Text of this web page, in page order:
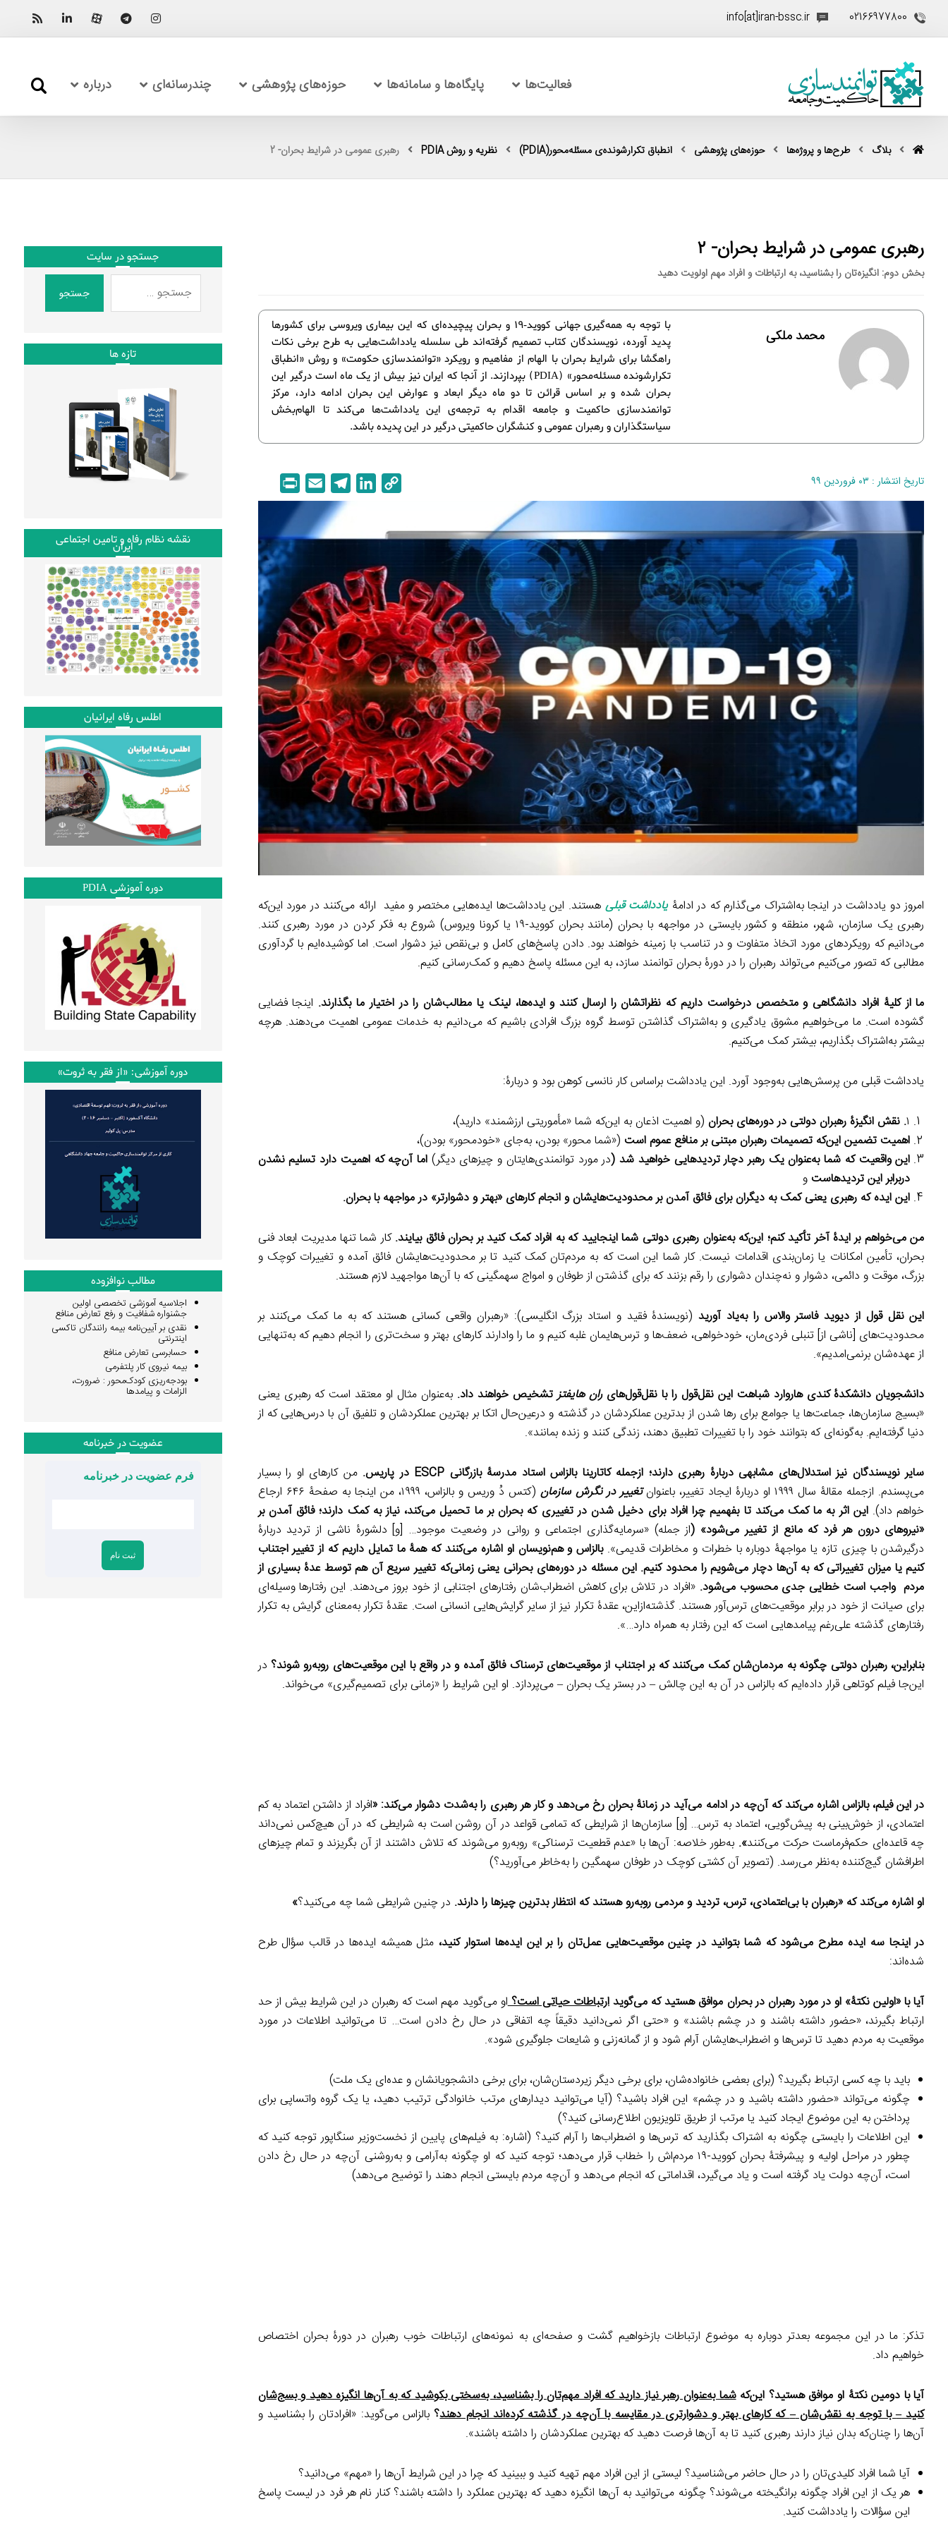
02166977800
info[at]iran-bssc.ir
فعالیت‌ها پایگاه‌ها و سامانه‌ها حوزه‌های پژوهشی چندرسانه‌ای درباره
بلاگ طرح‌ها و پروژه‌ها حوزه‌های پژوهشی انطباق تکرارشونده‌ی مسئله‌محور(PDIA) نظریه و روش PDIA رهبری عمومی در شرایط بحران- 2
رهبری عمومی در شرایط بحران- ۲
بخش دوم: انگیزه‌تان را بشناسید، به ارتباطات و افراد مهم اولویت دهید
با توجه به همه‌گیری جهانی کووید-19 و بحران پیچیده‌ای که این بیماری ویروسی برای کشورها
پدید آورده، نویسندگان کتاب تصمیم گرفته‌اند طی سلسله یادداشت‌هایی به طرح برخی نکات
راهگشا برای شرایط بحران با الهام از مفاهیم و رویکرد «توانمندسازی حکومت» و روش «انطباق
تکرارشونده مسئله‌محور» (PDIA) بپردازند. از آنجا که ایران نیز بیش از یک ماه است درگیر این
بحران شده و بر اساس قرائن تا دو ماه دیگر ابعاد و عوارض این بحران ادامه دارد، مرکز
توانمندسازی حاکمیت و جامعه اقدام به ترجمه‌ی این یادداشت‌ها می‌کند تا الهام‌بخش
سیاستگذاران و رهبران عمومی و کنشگران حاکمیتی درگیر در این پدیده باشد.
محمد ملکی
تاریخ انتشار : ۰۳ فروردین ۹۹
y
L
i
n
k
k
d
I
n
e
l
e
r
a
m
m
i
r
n
t
امروز دو یادداشت در اینجا به‌اشتراک می‌گذارم که در ادامۀ یادداشت قبلی هستند. این یادداشت‌ها ایده‌هایی مختصر و مفید ارائه می‌کنند در مورد این‌که
رهبری یک سازمان‌، شهر، منطقه و کشور بایستی در مواجهه با بحران (مانند بحران کووید-۱۹ یا کرونا ویروس) شروع به فکر کردن در مورد رهبری کنند.
می‌دانیم که رویکردهای مورد اتخاذ متفاوت و در تناسب با زمینه خواهند بود. دادن پاسخ‌های کامل و بی‌نقص نیز دشوار است. اما کوشیده‌ایم با گردآوری
مطالبی که تصور می‌کنیم می‌تواند رهبران را در دورۀ بحران توانمند سازد، به این مسئله پاسخ دهیم و کمک‌رسانی کنیم.
ما از کلیۀ افراد دانشگاهی و متخصص درخواست داریم که نظراتشان را ارسال کنند و ایده‌ها، لینک یا مطالب‌شان را در اختیار ما بگذارند. اینجا فضایی
گشوده است. ما می‌خواهیم مشوق یادگیری و به‌اشتراک گذاشتن توسط گروه بزرگ افرادی باشیم که می‌دانیم به خدمات عمومی اهمیت می‌دهند. هرچه
بیشتر به‌اشتراک بگذاریم، بیشتر کمک می‌کنیم.
یادداشت قبلی من پرسش‌هایی به‌وجود آورد. این یادداشت براساس کار نانسی کوهن بود و دربارۀ:
۱. نقش انگیزۀ رهبران دولتی در دوره‌های بحران(و اهمیت اذعان به این‌که شما «مأموریتی ارزشمند» دارید)،
اهمیت تضمین این‌که تصمیمات رهبران مبتنی بر منافع عموم است («شما محور» بودن، به‌جای «خودمحور» بودن)،
این واقعیت که شما به‌عنوان یک رهبر دچار تردیدهایی خواهید شد (در مورد توانمندی‌هایتان و چیزهای دیگر)اما آن‌چه که اهمیت دارد تسلیم نشدن
دربرابر این تردیدهاست و
این ایده که رهبری یعنی کمک به دیگران برای فائق آمدن بر محدودیت‌هایشان و انجام کارهای «بهتر و دشوارتر» در مواجهه با بحران.
من می‌خواهم بر ایدۀ آخر تأکید کنم؛ این‌که به‌عنوان رهبری دولتی شما اینجایید که به افراد کمک کنید بر بحران فائق بیایند.کار شما تنها مدیریت ابعاد فنی
بحران، تأمین امکانات یا زمان‌بندی اقدامات نیست. کار شما این است که به مردم‌تان کمک کنید تا بر محدودیت‌هایشان فائق آمده و تغییرات کوچک و
بزرگ، موقت و دائمی، دشوار و نه‌چندان دشواری را رقم بزنند که برای گذشتن از طوفان و امواج سهمگینی که با آن‌ها مواجهید لازم هستند.
این نقل قول از دیوید فاستر والاس را به‌یاد آورید(نویسندۀ فقید و استاد بزرگ انگلیسی): «رهبران واقعی کسانی هستند که به ما کمک می‌کنند بر
محدودیت‌های [ناشی از] تنبلی فردی‌مان، خودخواهی، ضعف‌ها و ترس‌هایمان غلبه کنیم و ما را وادارند کارهای بهتر و سخت‌تری را انجام دهیم که به‌تنهایی
از عهده‌شان برنمی‌امدیم».
دانشجویان دانشکدۀ کندی هاروارد شباهت این نقل‌قول را با نقل‌قول‌هایران هایفتزتشخیص خواهند داد. به‌عنوان مثال او معتقد است که رهبری یعنی
«بسیج سازمان‌ها، جماعت‌ها یا جوامع برای رها شدن از بدترین عملکردشان در گذشته و درعین‌حال اتکا بر بهترین عملکردشان و تلفیق آن با درس‌هایی که از
دنیا گرفته‌ایم. به‌گونه‌ای که بتوانند خود را با تغییرات تطبیق دهند، زندگی کنند و زنده بمانند».
سایر نویسندگان نیز استدلال‌های مشابهی دربارۀ رهبری دارند؛ ازجمله کاتارینا بالزاس استاد مدرسۀ بازرگانی ESCP در پاریس.من کارهای او را بسیار
می‌پسندم. ازجمله مقالۀ سال ۱۹۹۹ او دربارۀ ایجاد تغییر، باعنوان
تغییر در نگرش سازمان
(کتس دُ وریس و بالزاس، ۱۹۹۹، من اینجا به صفحۀ ۶۴۶ ارجاع
خواهم داد).این اثر به ما کمک می‌کند تا بفهمیم چرا افراد برای دخیل شدن در تغییری که بحران بر ما تحمیل می‌کند، نیاز به کمک دارند؛ فائق آمدن بر
«نیروهای درون هر فرد که مانع از تغییر می‌شود» (از جمله) «سرمایه‌گذاری اجتماعی و روانی در وضعیت موجود… [و] دلشورۀ ناشی از تردید دربارۀ
درگیرشدن با چیزی تازه یا مواجهۀ دوباره با خطرات و مخاطرات قدیمی».بالزاس و هم‌نویسان او اشاره می‌کنند که همۀ ما تمایل داریم که از تغییر اجتناب
کنیم یا میزان تغییراتی که به آن‌ها دچار می‌شویم را محدود کنیم. این مسئله در دوره‌های بحرانی یعنی زمانی‌که تغییر سریع آن هم توسط عدۀ بسیاری از
مردم واجب است خطایی جدی محسوب می‌شود.«افراد در تلاش برای کاهش اضطراب‌شان رفتارهای اجتنابی از خود بروز می‌دهند. این رفتارها وسیله‌ای
برای صیانت از خود در برابر موقعیت‌های ترس‌آور هستند. گذشته‌ازاین، عقدۀ تکرار نیز از سایر گرایش‌هایی انسانی است. عقدۀ تکرار به‌معنای گرایش به تکرار
رفتارهای گذشته علی‌رغم پیامدهایی است که این رفتار به همراه دارد…».
بنابراین، رهبران دولتی چگونه به مردمان‌شان کمک می‌کنند که بر اجتناب از موقعیت‌های ترسناک فائق آمده و در واقع با این موقعیت‌های روبه‌رو شوند؟ در
این‌جا فیلم کوتاهی قرار داده‌ایم که بالزاس در آن به این چالش – در بستر یک بحران – می‌پردازد. او این شرایط را «زمانی برای تصمیم‌گیری» می‌خواند.
در این فیلم، بالزاس اشاره می‌کند که آن‌چه در ادامه می‌آید در زمانۀ بحران رخ می‌دهد و کار هر رهبری را به‌شدت دشوار می‌کند: «افراد از داشتن اعتماد به کم
اعتمادی، از خوش‌بینی به پیش‌گویی، اعتماد به ترس… [و] سازمان‌ها از شرایطی که تمامی قواعد در آن‌ روشن است به شرایطی که در آن هیچ‌کس نمی‌داند
چه قاعده‌ای حکم‌فرماست حرکت می‌کنند». به‌طور خلاصه: آن‌ها با «عدم قطعیت ترسناکی» روبه‌رو می‌شوند که تلاش داشتند از آن بگریزند و تمام چیزهای
اطرافشان گیج‌کننده به‌نظر می‌رسد. (تصویر آن کشتی کوچک در طوفان سهمگین را به‌خاطر می‌آورید؟)
او اشاره می‌کند که «رهبران با بی‌اعتمادی، ترس، تردید و مردمی روبه‌رو هستند که انتظار بدترین چیزها را دارند. در چنین شرایطی شما چه می‌کنید؟»
در اینجا سه ایده مطرح می‌شود که شما بتوانید در چنین موقعیت‌هایی عمل‌تان را بر این ایده‌ها استوار کنید، مثل همیشه ایده‌ها در قالب سؤال طرح
شده‌اند:
آیا با «اولین نکتۀ» او در مورد رهبران در بحران موافق هستید که می‌گویدارتباطات حیاتی است؟او می‌گوید مهم است که رهبران در این شرایط بیش از حد
ارتباط بگیرند، «حضور داشته باشند و در چشم باشند» و «حتی اگر نمی‌دانید دقیقاً چه اتفاقی در حال رخ دادن است… تا می‌توانید اطلاعات در مورد
موقعیت به مردم دهید تا ترس‌ها و اضطراب‌هایشان آرام شود و از گمانه‌زنی و شایعات جلوگیری شود».
باید با چه کسی ارتباط بگیرید؟ (برای بعضی خانواده‌شان، برای برخی دیگر زیردستان‌شان، برای برخی دانشجویانشان و عده‌ای یک ملت)
چگونه می‌تواند «حضور داشته باشید و در چشم» این افراد باشید؟ (آیا می‌توانید دیدارهای مرتب خانوادگی ترتیب دهید، یا یک گروه واتساپی برای
پرداختن به این موضوع ایجاد کنید یا مرتب از طریق تلویزیون اطلاع‌رسانی کنید؟)
این اطلاعات را بایستی چگونه به اشتراک بگذارید که ترس‌ها و اضطراب‌ها را آرام کنید؟ (اشاره: به فیلم‌های پایین از نخست‌وزیر سنگاپور توجه کنید که
چطور در مراحل اولیه و پیشرفتۀ بحران کووید-۱۹ مردم‌اش را خطاب قرار می‌دهد؛ توجه کنید که او چگونه به‌آرامی و به‌روشنی آن‌چه در حال رخ دادن
است، آن‌چه دولت یاد گرفته است و یاد می‌گیرد، اقداماتی که انجام می‌دهد و آن‌چه مردم بایستی انجام دهند را توضیح می‌دهد)
تذکر: ما در این مجموعه بعدتر دوباره به موضوع ارتباطات بازخواهیم گشت و صفحه‌ای به نمونه‌های ارتباطات خوب رهبران در دورۀ بحران اختصاص
خواهیم داد.
آیا با دومین نکتۀ او موافق هستید؟ این‌کهشما به‌عنوان رهبر نیاز دارید که افراد مهم‌تان را بشناسید، به‌سختی بکوشید که به آن‌ها انگیزه دهید و بسج‌شان
کنید–با توجه به نقش‌شان–که کارهای بهتر و دشوارتری در مقایسه با آن‌چه در گذشته کرده‌اند انجام دهند؟ بالزاس می‌گوید: «افرادتان را بشناسید و
آن‌ها را چنان‌که بدان نیاز دارند رهبری کنید تا به ‌آن‌ها فرصت دهید که بهترین عملکردشان را داشته باشند».
آیا شما افراد کلیدی‌تان را در حال حاضر می‌شناسید؟ لیستی از این افراد مهم تهیه کنید و ببینید که چرا در این شرایط آن‌ها را «مهم» می‌دانید؟
هر یک از این افراد چگونه برانگیخته می‌شوند؟ چگونه می‌توانید به آن‌ها انگیزه دهید که بهترین عملکرد را داشته باشند؟ کنار نام هر فرد در لیست پاسخ
این سؤالات را یادداشت کنید.
جستجو در سایت
جستجو
تازه ها
نقشه نظام رفاه و تامین اجتماعی
ایران
اطلس رفاه ایرانیان
دوره آموزشی PDIA
دوره آموزشی: «از فقر به ثروت»
مطالب نوافزوده
اجلاسیه آموزشی تخصصی اولین
جشنواره شفافیت و رفع تعارض منافع
نقدی بر آیین‌نامه بیمه رانندگان تاکسی
اینترنتی
حسابرسی تعارض منافع
بیمه نیروی کار پلتفرمی
بودجه‌ریزی کودک‌محور : ضرورت،
الزامات و پیامدها
عضویت در خبرنامه
فرم عضویت در خبرنامه